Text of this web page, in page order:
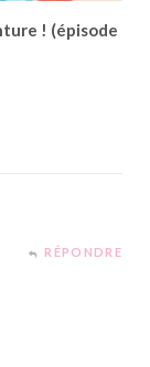
! (épisode
RÉPONDRE